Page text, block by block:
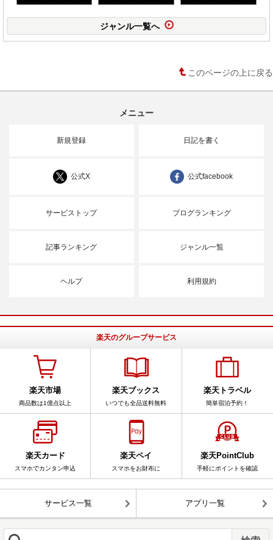
ジャンル一覧へ
このページの上に戻る
メニュー
新規登録 日記を書く
公式X 公式facebook
サービストップ ブログランキング
記事ランキング ジャンル一覧
ヘルプ 利用規約
楽天のグループサービス
楽天市場
商品数は1億点以上
楽天ブックス
いつでも全品送料無料
楽天トラベル
簡単宿泊予約！
楽天カード
スマホでカンタン申込
楽天ペイ
スマホをお財布に
楽天PointClub
手軽にポイントを確認
サービス一覧 アプリ一覧